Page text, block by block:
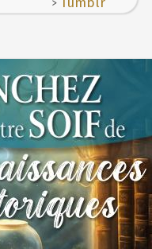
de la figure